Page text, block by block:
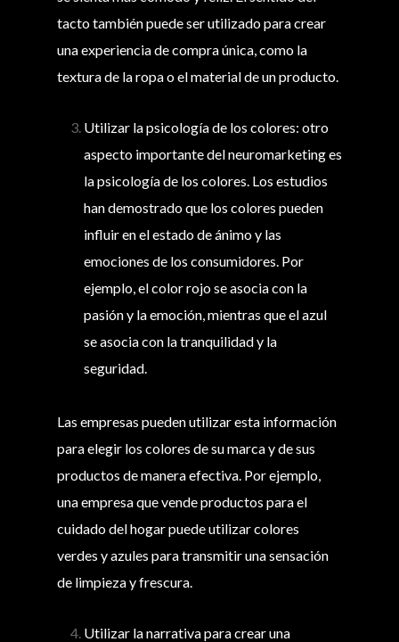
tacto también puede ser utilizado para crear
una experiencia de compra única, como la
textura de la ropa o el material de un producto.
Utilizar la psicología de los colores: otro
aspecto importante del neuromarketing es
la psicología de los colores. Los estudios
han demostrado que los colores pueden
influir en el estado de ánimo y las
emociones de los consumidores. Por
ejemplo, el color rojo se asocia con la
pasión y la emoción, mientras que el azul
se asocia con la tranquilidad y la
seguridad.
Las empresas pueden utilizar esta información
para elegir los colores de su marca y de sus
productos de manera efectiva. Por ejemplo,
una empresa que vende productos para el
cuidado del hogar puede utilizar colores
verdes y azules para transmitir una sensación
de limpieza y frescura.
Utilizar la narrativa para crear una